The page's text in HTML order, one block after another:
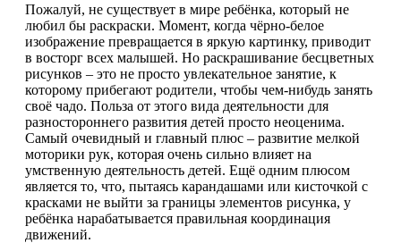
Пожалуй, не существует в мире ребёнка, который не
любил бы раскраски. Момент, когда чёрно-белое
изображение превращается в яркую картинку, приводит
в восторг всех малышей. Но раскрашивание бесцветных
рисунков – это не просто увлекательное занятие, к
которому прибегают родители, чтобы чем-нибудь занять
своё чадо. Польза от этого вида деятельности для
разностороннего развития детей просто неоценима.
Самый очевидный и главный плюс – развитие мелкой
моторики рук, которая очень сильно влияет на
умственную деятельность детей. Ещё одним плюсом
является то, что, пытаясь карандашами или кисточкой с
красками не выйти за границы элементов рисунка, у
ребёнка нарабатывается правильная координация
движений.